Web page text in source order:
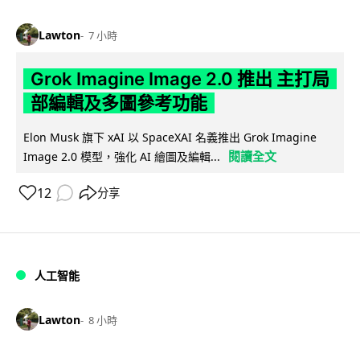
Lawton 7 小時
Grok Imagine Image 2.0 推出 主打局
部編輯及多圖參考功能
Elon Musk 旗下 xAI 以 SpaceXAI 名義推出 Grok Imagine
Image 2.0 模型，強化 AI 繪圖及編輯...
閱讀全文
12 分享
人工智能
Lawton 8 小時